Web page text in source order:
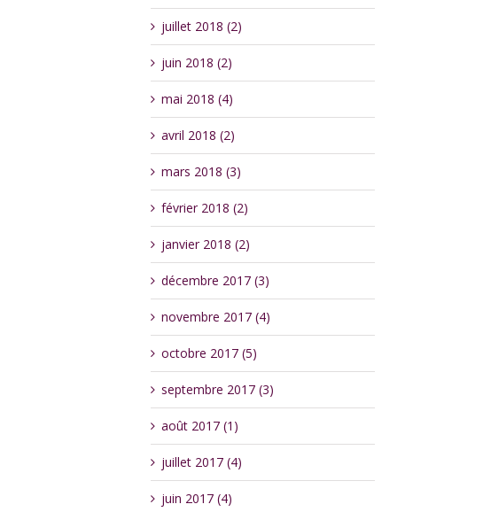
juillet 2018 (2)
juin 2018 (2)
mai 2018 (4)
avril 2018 (2)
mars 2018 (3)
février 2018 (2)
janvier 2018 (2)
décembre 2017 (3)
novembre 2017 (4)
octobre 2017 (5)
septembre 2017 (3)
août 2017 (1)
juillet 2017 (4)
juin 2017 (4)